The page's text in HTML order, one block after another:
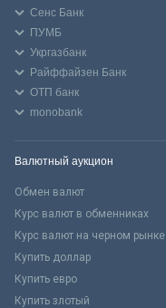
Сенс Банк
ПУМБ
Укргазбанк
Райффайзен Банк
ОТП банк
monobank
Валютный аукцион
Обмен валют
Курс валют в обменниках
Курс валют на черном рынке
Купить доллар
Купить евро
Купить злотый